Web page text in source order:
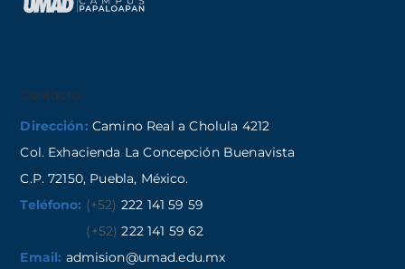
Contacto
Dirección: Camino Real a Cholula 4212
Col. Exhacienda La Concepción Buenavista
C.P. 72150, Puebla, México.
Teléfono: (+52) 222 141 59 59
(+52) 222 141 59 62
Email: admision@umad.edu.mx